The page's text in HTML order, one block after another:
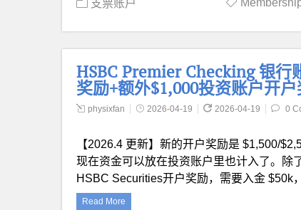
支票账户
HSBC Premier Checking 银行
奖励+额外$1,000投资账户开户
physixfan 2026-04-19 2026-04-19 0
【2026.4 更新】新的开户奖励是 $1,500/
现在资金可以放在投资账户里也计入了。除
HSBC Securities开户奖励，需要入金 $50k
Read More